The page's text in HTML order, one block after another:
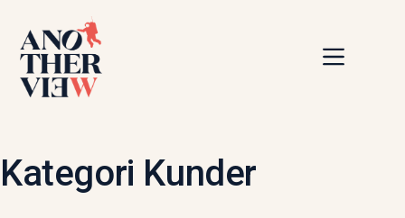
innehåll
Kategori Kunder